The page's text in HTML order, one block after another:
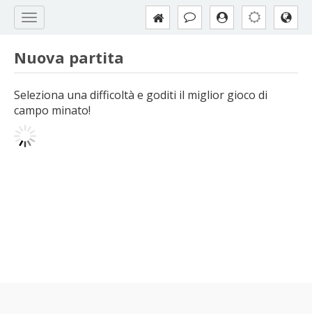
Nuova partita
Seleziona una difficoltà e goditi il miglior gioco di
campo minato!